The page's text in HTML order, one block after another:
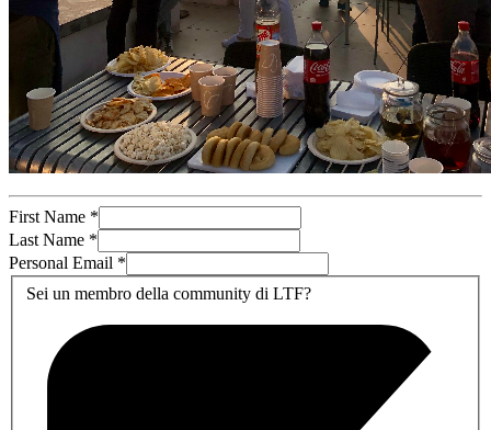
First Name *
Last Name *
Personal Email *
Sei un membro della community di LTF?